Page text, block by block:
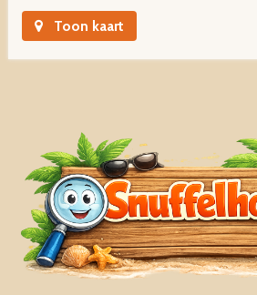
Toon kaart